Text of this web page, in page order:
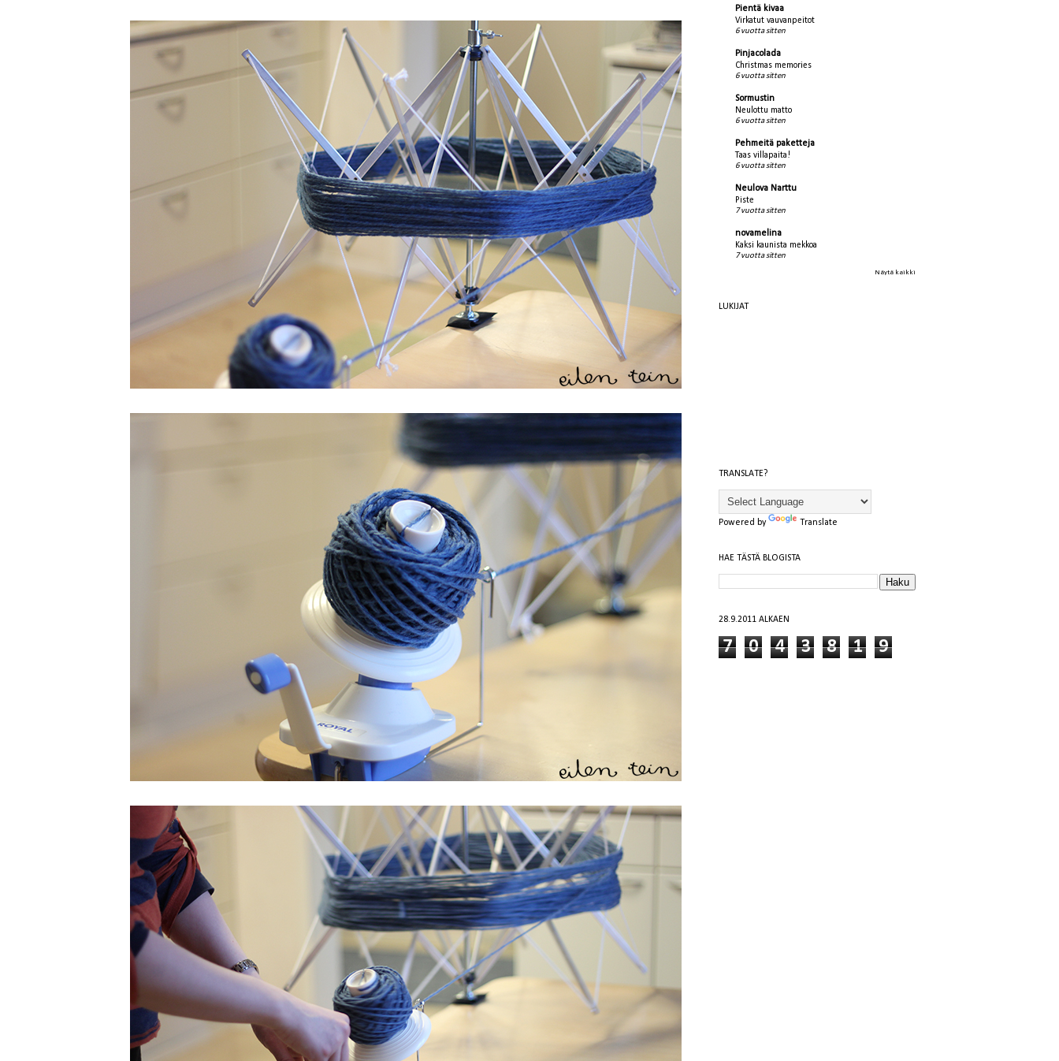
Pientä kivaa
Virkatut vauvanpeitot
6 vuotta sitten
Pinjacolada
Christmas memories
6 vuotta sitten
Sormustin
Neulottu matto
6 vuotta sitten
Pehmeitä paketteja
Taas villapaita!
6 vuotta sitten
Neulova Narttu
Piste
7 vuotta sitten
novamelina
Kaksi kaunista mekkoa
7 vuotta sitten
Näytä kaikki
LUKIJAT
TRANSLATE?
Powered by Translate
HAE TÄSTÄ BLOGISTA
28.9.2011 ALKAEN
7 0 4 3 8 1 9